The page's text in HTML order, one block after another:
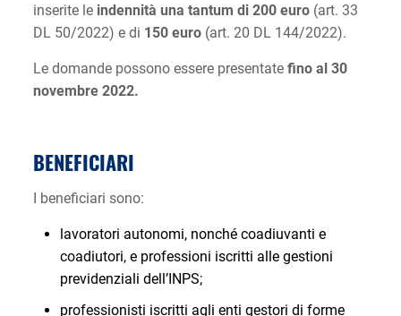
inserite le indennità una tantum di 200 euro(art. 33
DL 50/2022) e di 150 euro(art. 20 DL 144/2022).
Le domande possono essere presentate fino al 30
novembre 2022.
BENEFICIARI
I beneficiari sono:
lavoratori autonomi, nonché coadiuvanti e
coadiutori, e professioni iscritti alle gestioni
previdenziali dell’INPS;
professionisti iscritti agli enti gestori di forme